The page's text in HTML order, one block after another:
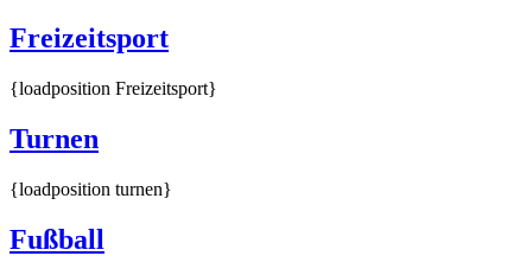
Freizeitsport
{loadposition Freizeitsport}
Turnen
{loadposition turnen}
Fußball